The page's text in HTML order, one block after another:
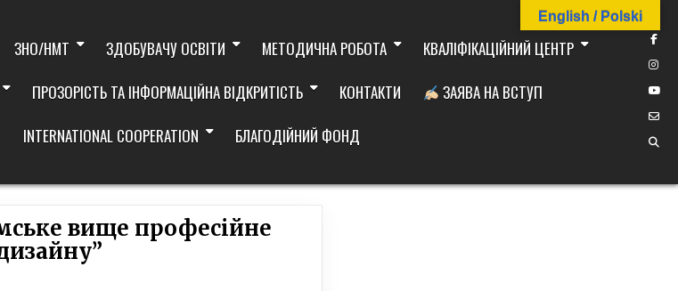
ЗНО/НМТ ЗДОБУВАЧУ ОСВІТИ МЕТОДИЧНА РОБОТА
КВАЛІФІКАЦІЙНИЙ ЦЕНТР
ПРОЗОРІСТЬ ТА ІНФОРМАЦІЙНА ВІДКРИТІСТЬ КОНТАКТИ
ЗАЯВА НА ВСТУП
INTERNATIONAL COOPERATION
БЛАГОДІЙНИЙ ФОНД
вище професійне
English / Polski